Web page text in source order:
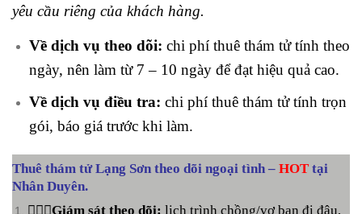
yêu cầu riêng của khách hàng.
Về dịch vụ theo dõi: chi phí thuê thám tử tính theo
ngày, nên làm từ 7 – 10 ngày để đạt hiệu quả cao.
Về dịch vụ điều tra: chi phí thuê thám tử tính trọn
gói, báo giá trước khi làm.
Thuê thám tử Lạng Sơn theo dõi ngoại tình – HOT tại
Nhân Duyên.
🕵🏻‍♂️Giám sát theo dõi: lịch trình chồng/vợ bạn đi đâu,